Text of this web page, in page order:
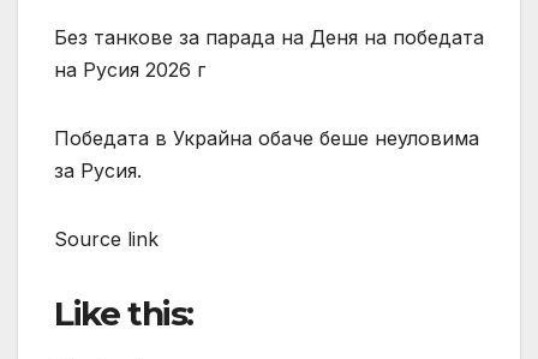
Без танкове за парада на Деня на победата
на Русия 2026 г
Победата в Украйна обаче беше неуловима
за Русия.
Source link
Like this: